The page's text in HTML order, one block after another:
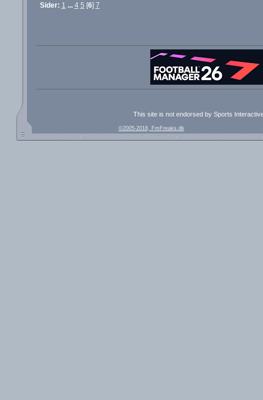
Sider: 1 ... 4 5 [6] 7
This site is not endorsed by Sports
©2005-2018, FmFreaks.dk